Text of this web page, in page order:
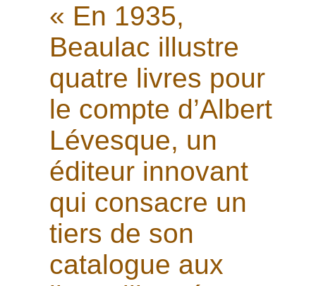
« En 1935,
Beaulac illustre
quatre livres pour
le compte d’Albert
Lévesque, un
éditeur innovant
qui consacre un
tiers de son
catalogue aux